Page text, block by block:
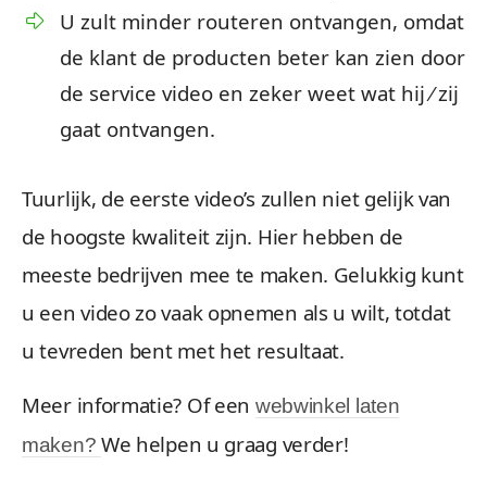
U zult minder routeren ontvangen, omdat
de klant de producten beter kan zien door
de service video en zeker weet wat hij ⁄ zij
gaat ontvangen.
Tuurlijk, de eerste video’s zullen niet gelijk van
de hoogste kwaliteit zijn. Hier hebben de
meeste bedrijven mee te maken. Gelukkig kunt
u een video zo vaak opnemen als u wilt, totdat
u tevreden bent met het resultaat.
Meer informatie? Of een webwinkel laten
maken? We helpen u graag verder!